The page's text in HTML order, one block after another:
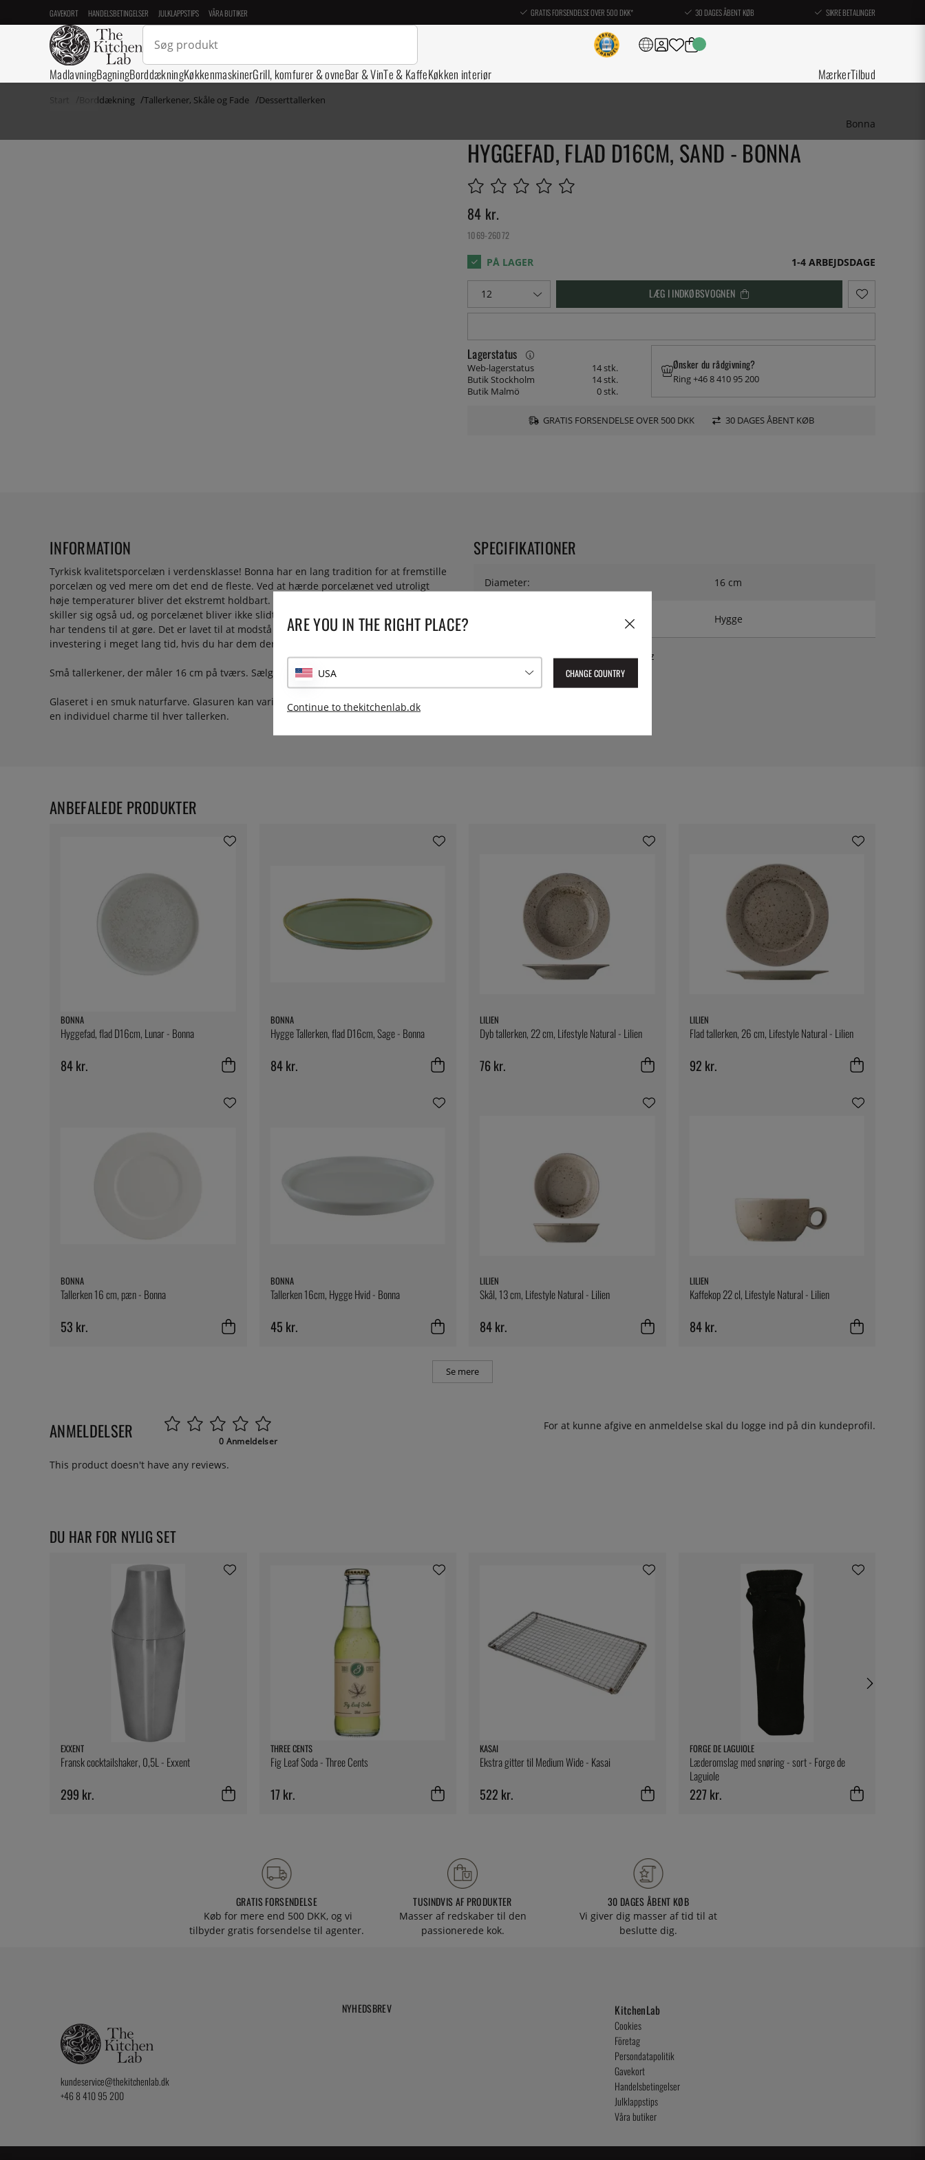
GAVEKORT HANDELSBETINGELSER JULKLAPPSTIPS VÅRA BUTIKER GRATIS FORSENDELSE OVER 500 DKK* 30 DAGES ÅBENT KØB SIKRE BETALINGER
MadlavningBagningBorddækningKøkkenmaskinerGrill, komfurer & ovneBar & VinTe & KaffeKøkken interiør MærkerTilbud
Start Borddækning Tallerkener, Skåle og Fade Desserttallerken
Bonna
HYGGEFAD, FLAD D16CM, SAND - BONNA
84 kr.
1069-26072
1-4 ARBEJDSDAGE
LÆG I INDKØBSVOGNEN
Lagerstatus
Web-lagerstatus
14 stk.
Butik Stockholm
14 stk.
Butik Malmö
0 stk.
Ønsker du rådgivning?
Ring +46 8 410 95 200
GRATIS FORSENDELSE OVER 500 DKK 30 DAGES ÅBENT KØB
INFORMATION
Tyrkisk kvalitetsporcelæn i verdensklasse! Bonna har en lang tradition for at fremstille
porcelæn og ved mere om det end de fleste. Ved at hærde porcelænet ved utroligt
høje temperaturer bliver det ekstremt holdbart. Vægten og kvalitetsfornemmelsen
skiller sig også ud, og porcelænet bliver ikke slidt og kedeligt, som billigere porcelæn
har tendens til at gøre. Det er lavet til at modstå et restaurantmiljø, og det vil være en
investering i meget lang tid, hvis du har dem derhjemme.
Små tallerkener, der måler 16 cm på tværs. Sælges i hele pakker med 12 stk.
Glaseret i en smuk naturfarve. Glasuren kan variere fra tallerken til tallerken og giver
en individuel charme til hver tallerken.
SPECIFIKATIONER
Diameter: 16 cm
Hygge
Leverings artikelnummer:sanhyg16dz
86977001016364
BONNA
Hyggefad, flad D16cm, Lunar - Bonna
84 kr.
BONNA
Hygge Tallerken, flad D16cm, Sage - Bonna
84 kr.
LILIEN
Dyb tallerken, 22 cm, Lifestyle Natural - Lilien
76 kr.
LILIEN
Flad tallerken, 26 cm, Lifestyle Natural - Lilien
92 kr.
BONNA
Tallerken 16 cm, pæn - Bonna
53 kr.
BONNA
Tallerken 16cm, Hygge Hvid - Bonna
45 kr.
LILIEN
Skål, 13 cm, Lifestyle Natural - Lilien
84 kr.
LILIEN
Kaffekop 22 cl, Lifestyle Natural - Lilien
84 kr.
Se mere
ANBEFALEDE PRODUKTER
ANMELDELSER 0 Anmeldelser
For at kunne afgive en anmeldelse skal du logge ind på din kundeprofil.
This product doesn't have any reviews.
DU HAR FOR NYLIG SET
EXXENT
Fransk cocktailshaker, 0,5L - Exxent
299 kr.
THREE CENTS
Fig Leaf Soda - Three Cents
17 kr.
KASAI
Ekstra gitter til Medium Wide - Kasai
522 kr.
FORGE DE LAGUIOLE
Læderomslag med snøring - sort - Forge de
Laguiole
227 kr.
GRATIS FORSENDELSE
Køb for mere end 500 DKK, og vi
tilbyder gratis forsendelse til agenter.
TUSINDVIS AF PRODUKTER
Masser af redskaber til den
passionerede kok.
30 DAGES ÅBENT KØB
Vi giver dig masser af tid til at
beslutte dig.
kundeservice@thekitchenlab.dk
+46 8 410 95 200
NYHEDSBREV KitchenLab
Cookies
Företag
Persondatapolitik
Gavekort
Handelsbetingelser
Julklappstips
Våra butiker
ARE YOU IN THE RIGHT PLACE?
USA CHANGE COUNTRY
Continue to thekitchenlab.dk